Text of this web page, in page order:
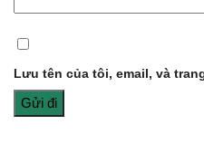
Lưu tên của tôi, email, và